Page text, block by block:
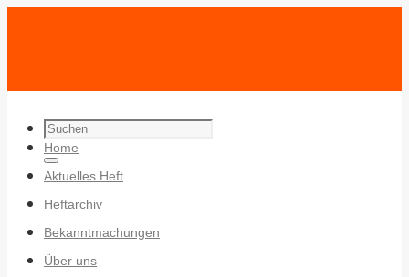
Search
for:
Search
Zum
Inhalt
springen
Home
Aktuelles Heft
Heftarchiv
Bekanntmachungen
Über uns